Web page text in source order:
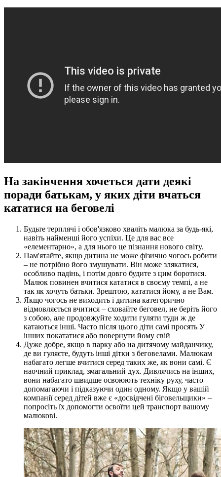
На закінчення хочеться дати деякі
поради батькам, у яких діти вчаться
кататися на беговелі
Будьте терплячі і обов'язково хваліть малюка за будь-які,
навіть найменші його успіхи. Це для вас все
«елементарно», а для нього це пізнання нового світу.
Пам'ятайте, якщо дитина не може фізично чогось робити
– не потрібно його змушувати. Він може злякатися,
особливо падінь, і потім довго будите з цим боротися.
Малюк повинен вчитися кататися в своєму темпі, а не
так як хочуть батьки. Зрештою, кататися йому, а не Вам.
Якщо чогось не виходить і дитина категорично
відмовляється вчитися – сховайте беговел, не беріть його
з собою, але продовжуйте ходити гуляти туди ж де
катаються інші. Часто після цього діти самі просять У
інших покататися або повернути йому свій
Дуже добре, якщо в парку або на дитячому майданчику,
де ви гуляєте, будуть інші дітки з беговелами. Малюкам
набагато легше вчитися серед таких же, як вони самі. Є
наочний приклад, змагальний дух. Дивлячись на інших,
вони набагато швидше освоюють техніку руху, часто
допомагаючи і підказуючи один одному. Якщо у вашій
компанії серед дітей вже є «досвідчені біговельщики» –
попросіть їх допомогти освоїти цей транспорт вашому
малюкові.